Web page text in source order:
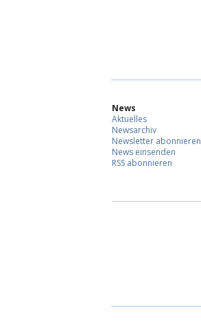
News
Aktuelles
Newsarchiv
Newsletter abonnieren
News einsenden
RSS abonnieren